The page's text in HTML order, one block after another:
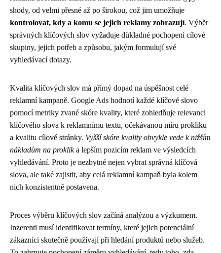
shody, od velmi přesné až po širokou, což jim umožňuje
kontrolovat, kdy a komu se jejich reklamy zobrazují. Výběr
správných klíčových slov vyžaduje důkladné pochopení cílové
skupiny, jejich potřeb a způsobu, jakým formulují své
vyhledávací dotazy.
Kvalita klíčových slov má přímý dopad na úspěšnost celé
reklamní kampaně. Google Ads hodnotí každé klíčové slovo
pomocí metriky zvané skóre kvality, které zohledňuje relevanci
klíčového slova k reklamnímu textu, očekávanou míru prokliku
a kvalitu cílové stránky. Vyšší skóre kvality obvykle vede k nižším
nákladům na proklika lepším pozicím reklam ve výsledcích
vyhledávání. Proto je nezbytné nejen vybrat správná klíčová
slova, ale také zajistit, aby celá reklamní kampaň byla kolem
nich konzistentně postavena.
Proces výběru klíčových slov začíná analýzou a výzkumem.
Inzerenti musí identifikovat termíny, které jejich potenciální
zákazníci skutečně používají při hledání produktů nebo služeb.